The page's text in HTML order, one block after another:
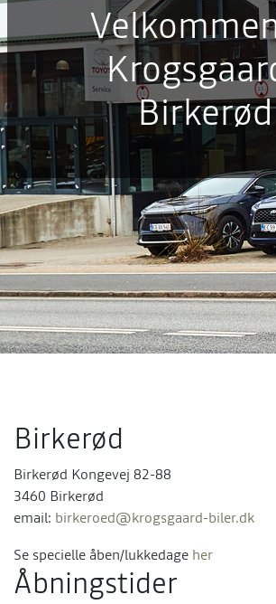
Birkerød
Birkerød
Birkerød Kongevej 82-88
3460 Birkerød
email: birkeroed@krogsgaard-biler.dk
Se specielle åben/lukkedage her
Åbningstider